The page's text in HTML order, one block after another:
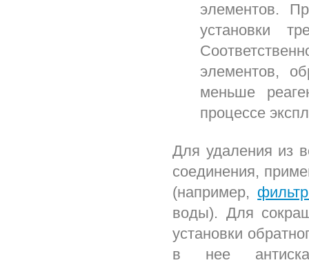
элементов.
установки
элементов,
меньше
процессе
Для удаления из
соединения,
(например,
воды). Для
установки
в нее